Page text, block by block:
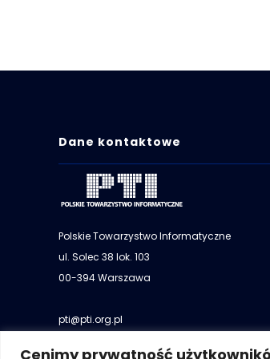
Cenimy prywatność
Dane kontaktowe
Polskie Towarzystwo Informatyczne
ul. Solec 38 lok. 103
00-394 Warszawa
pti@pti.org.pl